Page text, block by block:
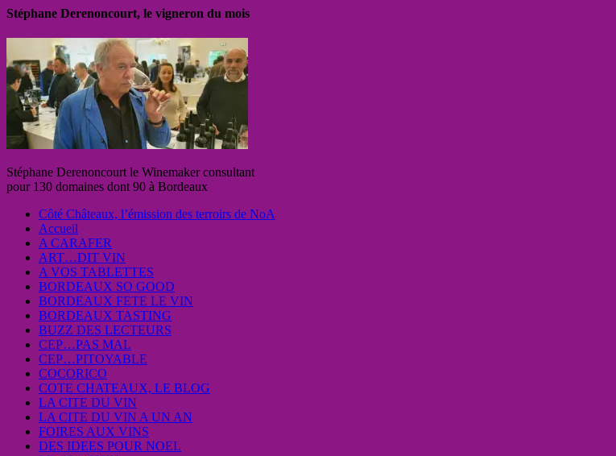
Stéphane Derenoncourt, le vigneron du mois
Stéphane Derenoncourt le Winemaker consultant
pour 130 domaines dont 90 à Bordeaux
Côté Châteaux, l’émission des terroirs de NoA
Accueil
A CARAFER
ART…DIT VIN
A VOS TABLETTES
BORDEAUX SO GOOD
BORDEAUX FETE LE VIN
BORDEAUX TASTING
BUZZ DES LECTEURS
CEP…PAS MAL
CEP…PITOYABLE
COCORICO
COTE CHATEAUX, LE BLOG
LA CITE DU VIN
LA CITE DU VIN A UN AN
FOIRES AUX VINS
DES IDEES POUR NOEL